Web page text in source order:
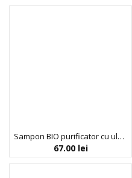
Sampon BIO purificator cu ulei esential de menta pentru par si scalp gras, Noah, 250 ml
67.00 lei